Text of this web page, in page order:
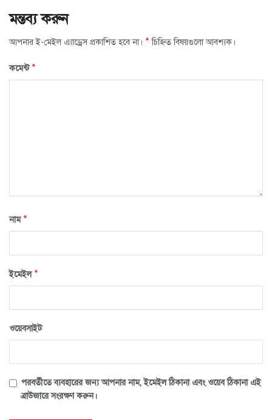
মন্তব্য করুন
আপনার ই-মেইল এ্যাড্রেস প্রকাশিত হবে না। * চিহ্নিত বিষয়গুলো আবশ্যক।
কমেন্ট*
নাম*
ইমেইল*
ওয়েবসাইট
পরবর্তীতে ব্যবহারের জন্য আপনার নাম, ইমেইল ঠিকানা এবং ওয়েব ঠিকানা এই
ব্রাউজারে সংরক্ষণ করুন।